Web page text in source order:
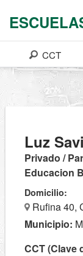
CCT
Luz
Privado /
Educacion
Domicilio:
Rufina 40,
Municipio:
CCT (Clave